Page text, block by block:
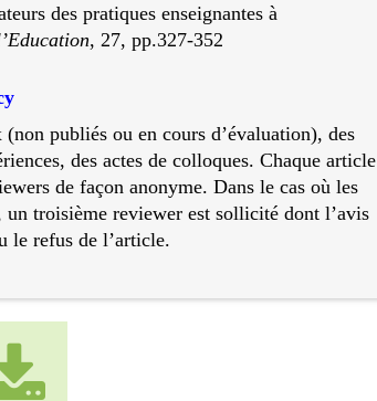
des pratiques enseignantes à
, 27, pp.327-352
publiés ou en cours d’évaluation), des
des actes de colloques. Chaque article
de façon anonyme. Dans le cas où les
troisième reviewer est sollicité dont l’avis
le refus de l’article.